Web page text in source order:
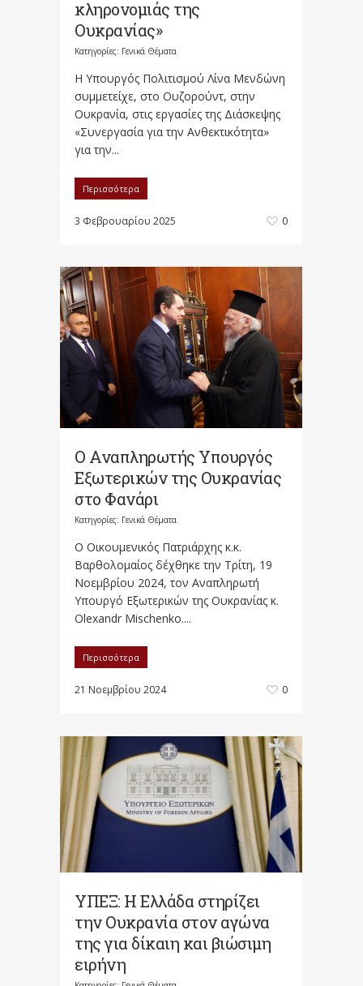
κληρονομιάς της
Ουκρανίας»
Κατηγορίες: Γενικά Θέματα
​Η Υπουργός Πολιτισμού Λίνα Μενδώνη
συμμετείχε, στο Ουζορούντ, στην
Ουκρανία, στις εργασίες της Διάσκεψης
«Συνεργασία για την Ανθεκτικότητα»
για την...
Περισσότερα
3 Φεβρουαρίου 2025 0
Ο Αναπληρωτής Υπουργός
Εξωτερικών της Ουκρανίας
στο Φανάρι
Κατηγορίες: Γενικά Θέματα
Ο Οικουμενικός Πατριάρχης κ.κ.
Βαρθολομαίος δέχθηκε την Τρίτη, 19
Νοεμβρίου 2024, τον Αναπληρωτή
Υπουργό Εξωτερικών της Ουκρανίας κ.
Olexandr Mischenko....
Περισσότερα
21 Νοεμβρίου 2024 0
ΥΠΕΞ: Η Ελλάδα στηρίζει
την Ουκρανία στον αγώνα
της για δίκαιη και βιώσιμη
ειρήνη